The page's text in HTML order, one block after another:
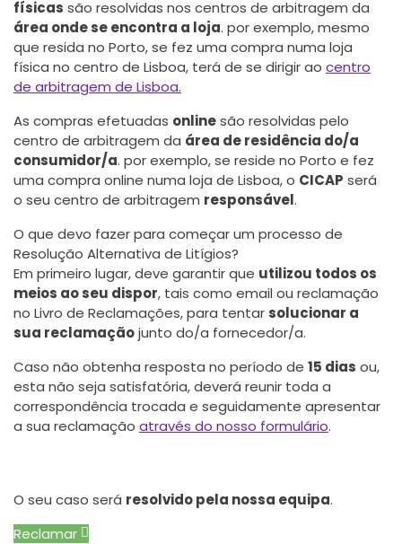
físicas são resolvidas nos centros de arbitragem da
área onde se encontra a loja. por exemplo, mesmo
que resida no Porto, se fez uma compra numa loja
física no centro de Lisboa, terá de se dirigir ao centro
de arbitragem de Lisboa.
As compras efetuadas onlinesão resolvidas pelo
centro de arbitragem da área de residência do/a
consumidor/a. por exemplo, se reside no Porto e fez
uma compra online numa loja de Lisboa, o CICAP será
o seu centro de arbitragem responsável.
O que devo fazer para começar um processo de
Resolução Alternativa de Litígios?
Em primeiro lugar, deve garantir que utilizou todos os
meios ao seu dispor, tais como email ou reclamação
no Livro de Reclamações, para tentar solucionar a
sua reclamaçãojunto do/a fornecedor/a.
Caso não obtenha resposta no período de 15 dias ou,
esta não seja satisfatória, deverá reunir toda a
correspondência trocada e seguidamente apresentar
a sua reclamação através do nosso formulário.
O seu caso será resolvido pela nossa equipa.
Reclamar